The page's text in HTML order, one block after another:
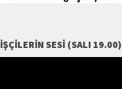
İŞÇILERIN SESI (SALI 19.00)